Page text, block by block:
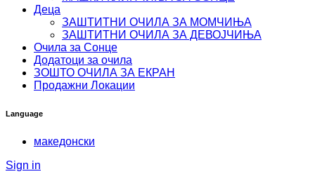
Деца
ЗАШТИТНИ ОЧИЛА ЗА МОМЧИЊА
ЗАШТИТНИ OЧИЛА ЗА ДЕВОЈЧИЊА
Очила за Сонце
Додатоци за очила
ЗOШТО ОЧИЛА ЗА ЕКРАН
Продажни Локации
Language
македонски
Sign in